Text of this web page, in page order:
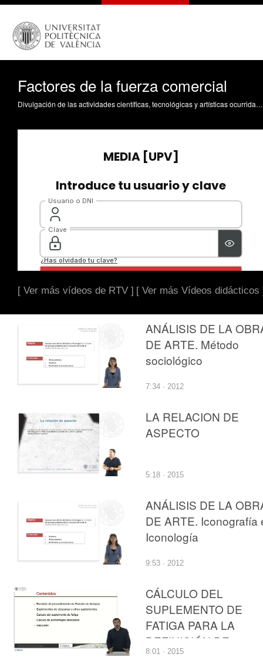
Factores de la fuerza comercial
Divulgación de las actividades científicas, tecnológicas y artísticas ocurridas en los tres campus de la UPV
[ Ver más vídeos de RTV ] [ Ver más Vídeos didácticos
ANÁLISIS DE LA
DE ARTE. Método
sociológico
7:34 · 2012
LA RELACION DE
ASPECTO
5:18 · 2015
ANÁLISIS DE LA
DE ARTE. Iconografía
Iconología
9:53 · 2012
CÁLCULO DEL
SUPLEMENTO DE
FATIGA PARA LA
DEFINICIÓN DE
ESTÁNDARES DE
8:01 · 2015